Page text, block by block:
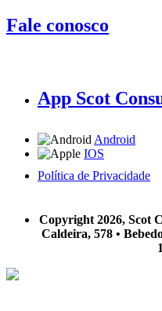
Fale conosco
App Scot
Android
IOS
Política de Privacidade
Copyright 2026, Scot
Caldeira, 578 •